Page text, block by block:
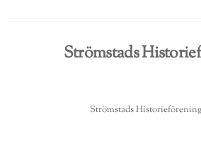
Strömstads
Strömstads